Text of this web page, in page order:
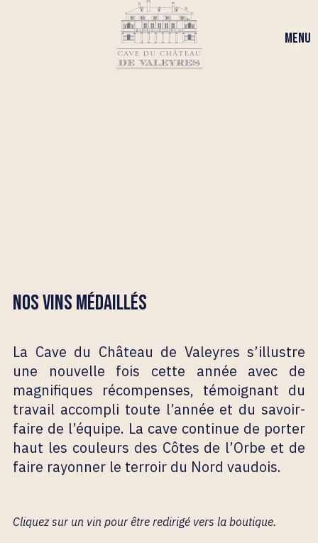
MENU
NOS VINS MÉDAILLÉS
La Cave du Château de Valeyres s’illustre
une nouvelle fois cette année avec de
magnifiques récompenses, témoignant du
travail accompli toute l’année et du savoir-
faire de l’équipe. La cave continue de porter
haut les couleurs des Côtes de l’Orbe et de
faire rayonner le terroir du Nord vaudois.
Cliquez sur un vin pour être redirigé vers la boutique.